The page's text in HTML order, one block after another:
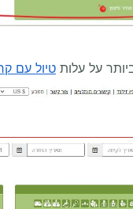
על עלות טיול עם